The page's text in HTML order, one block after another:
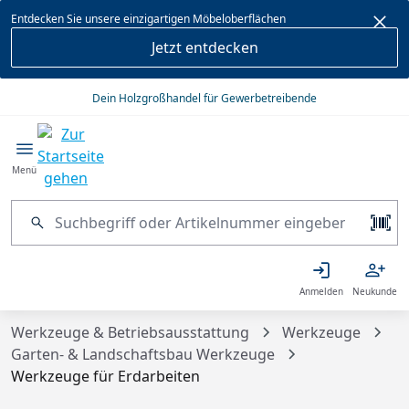
springen
Entdecken Sie unsere einzigartigen Möbeloberflächen
Jetzt entdecken
Dein Holzgroßhandel für Gewerbetreibende
Menü
Anmelden Neukunde
Werkzeuge & Betriebsausstattung
Werkzeuge
Garten- & Landschaftsbau Werkzeuge
Werkzeuge für Erdarbeiten